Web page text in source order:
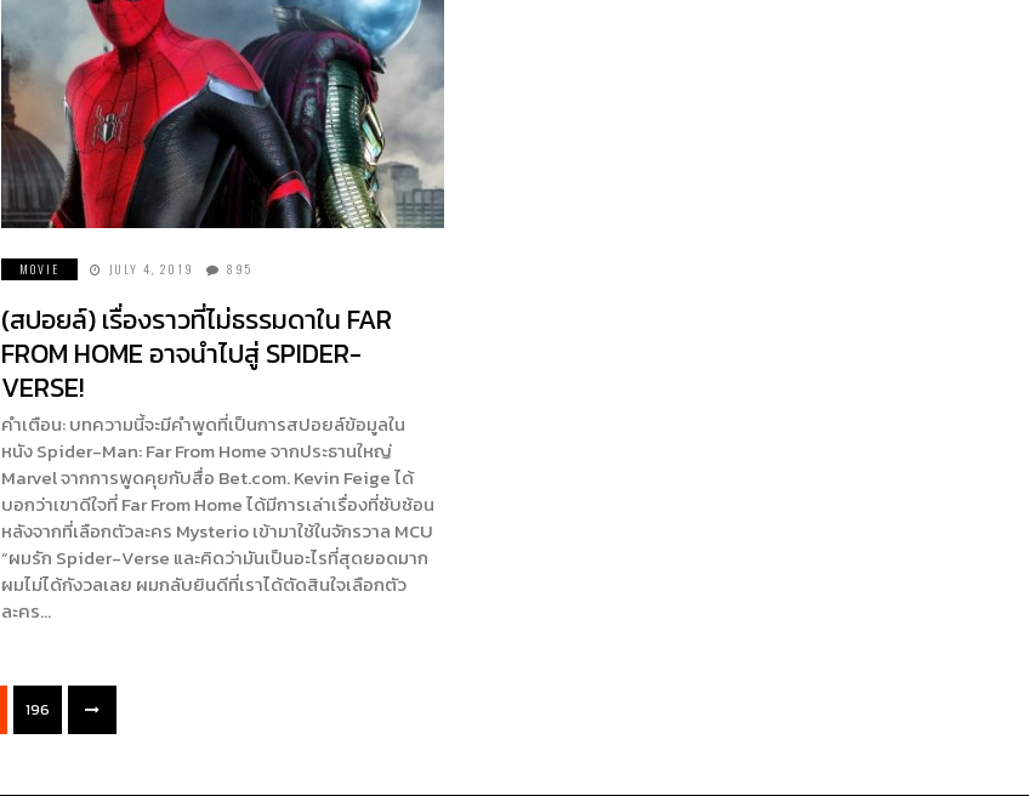
MOVIE JULY 4, 2019 895
(สปอยล์) เรื่องราวที่ไม่ธรรมดาใน FAR
FROM HOME อาจนำไปสู่ SPIDER-
VERSE!
คำเตือน: บทความนี้จะมีคำพูดที่เป็นการสปอยล์ข้อมูลใน
หนัง Spider-Man: Far From Home จากประธานใหญ่
Marvel จากการพูดคุยกับสื่อ Bet.com. Kevin Feige ได้
บอกว่าเขาดีใจที่ Far From Home ได้มีการเล่าเรื่องที่ซับซ้อน
หลังจากที่เลือกตัวละคร Mysterio เข้ามาใช้ในจักรวาล MCU
“ผมรัก Spider-Verse และคิดว่ามันเป็นอะไรที่สุดยอดมาก
ผมไม่ได้กังวลเลย ผมกลับยินดีที่เราได้ตัดสินใจเลือกตัว
ละคร…
196